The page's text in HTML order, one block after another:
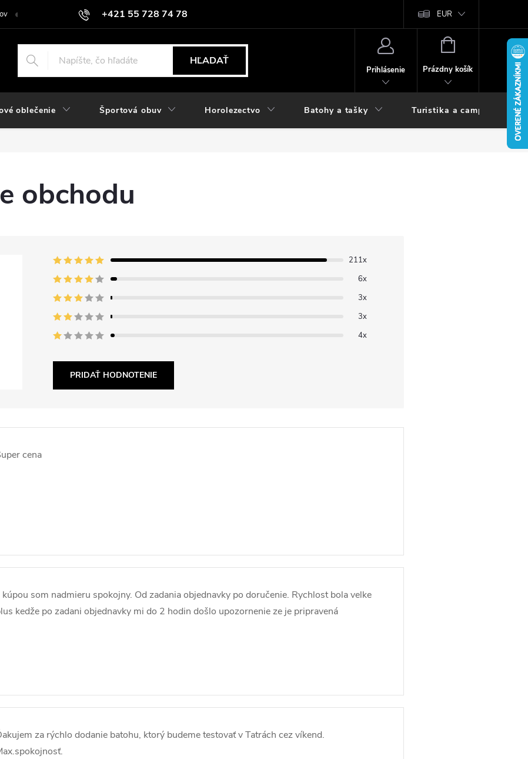
+421 55 728 74 78
objednavky@rozlomitysport.sk
Kontakt Hodnotenie obchodu EUR
HĽADAŤ
Prihlásenie
NÁKUPNÝ
Prázdny košík
oblečenie Športová obuv Horolezectvo Batohy a tašky Turistika a camping
obchodu
211x
6x
3x
3x
4x
PRIDAŤ HODNOTENIE
cena
kúpou som nadmieru spokojny. Od zadania objednavky po doručenie. Rychlost bola velke
kedže po zadani objednavky mi do 2 hodin došlo upozornenie ze je pripravená
za rýchlo dodanie batohu, ktorý budeme testovať v Tatrách cez víkend.